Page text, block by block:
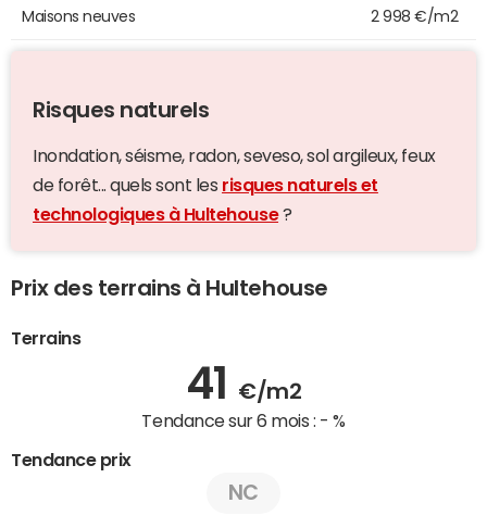
Maisons neuves 2 998 €/m2
Risques naturels
Inondation, séisme, radon, seveso, sol argileux, feux
de forêt... quels sont les risques naturels et
technologiques à Hultehouse?
Prix des terrains à Hultehouse
Terrains
41 €/m2
Tendance sur 6 mois : - %
Tendance prix
NC